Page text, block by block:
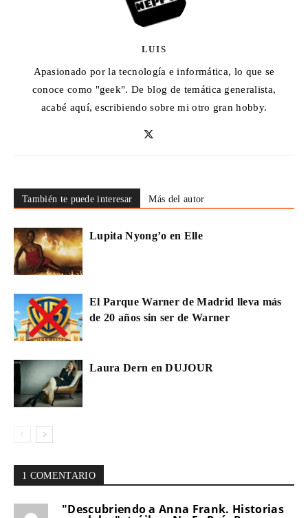
LUIS
Apasionado por la tecnología e informática, lo que se
conoce como "geek". De blog de temática generalista,
acabé aquí, escribiendo sobre mi otro gran hobby.
También te puede interesar Más del autor
Lupita Nyong’o en Elle
El Parque Warner de Madrid lleva más
de 20 años sin ser de Warner
Laura Dern en DUJOUR
1 COMENTARIO
"Descubriendo a Anna Frank. Historias